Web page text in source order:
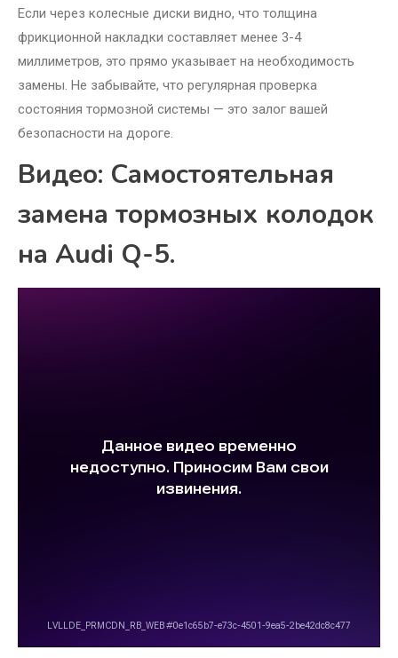
Если через колесные диски видно, что толщина
фрикционной накладки составляет менее 3-4
миллиметров, это прямо указывает на необходимость
замены. Не забывайте, что регулярная проверка
состояния тормозной системы — это залог вашей
безопасности на дороге.
Видео: Самостоятельная
замена тормозных колодок
на Audi Q-5.